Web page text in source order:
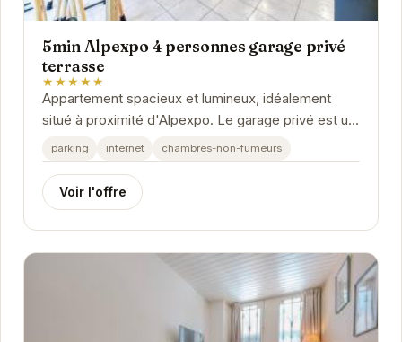
5min Alpexpo 4 personnes garage privé
terrasse
★★★★★
Appartement spacieux et lumineux, idéalement
situé à proximité d'Alpexpo. Le garage privé est un
véritable atout, et la terrasse offre un...
parking internet chambres-non-fumeurs
Voir l'offre